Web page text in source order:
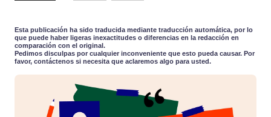
PORTUGUÊS
ITALIANO
Esta publicación ha sido traducida mediante traducción automática, por lo
que puede haber ligeras inexactitudes o diferencias en la redacción en
comparación con el original.
Pedimos disculpas por cualquier inconveniente que esto pueda causar. Por
favor, contáctenos si necesita que aclaremos algo para usted.